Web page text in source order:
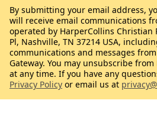
By submitting your email address,
will receive email communications
operated by HarperCollins Christian
Pl, Nashville, TN 37214 USA,
communications and messages
Gateway. You may unsubscribe from
at any time. If you have any
Privacy Policy or email us at